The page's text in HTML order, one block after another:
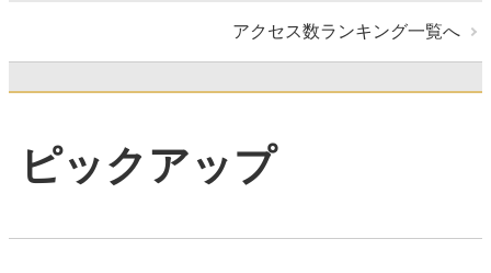
アクセス数ランキング一覧へ
ピックアップ